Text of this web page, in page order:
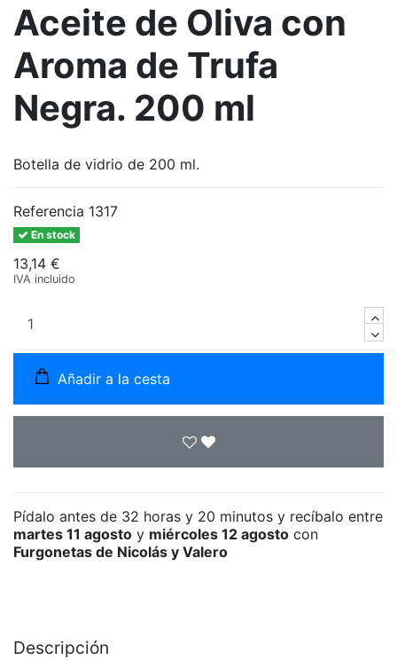
Aceite de Oliva con
Aroma de Trufa
Negra. 200 ml
Botella de vidrio de 200 ml.
Referencia 1317
En stock
13,14 €
IVA incluido
Añadir a la cesta
Pídalo antes de 32 horas y 20 minutos y recíbalo entre
martes 11 agosto y miércoles 12 agosto con
Furgonetas de Nicolás y Valero
Descripción